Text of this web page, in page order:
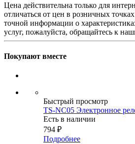
Цена действительна только для
отличаться от цен в розничных
точной информации о
услуг, пожалуйста, обращайтесь к
Покупают вместе
Быстрый просмотр
TS-NC05 Электронное
Есть в наличии
794 ₽
Подробнее